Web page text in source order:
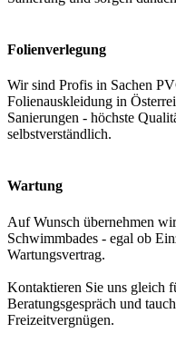
Folienverlegung
Wir sind Profis in Sachen
Folienauskleidung in
Sanierungen - höchste
selbstverständlich.
Wartung
Auf Wunsch übernehmen
Schwimmbades - egal ob
Wartungsvertrag.
Kontaktieren Sie uns gleich
Beratungsgespräch und
Freizeitvergnügen.